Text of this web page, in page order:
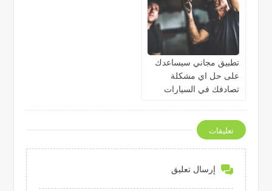
تطبيق مجاني سيساعدك
على حل اي مشكلة
تصادفك في السيارات
تعليقات
إرسال تعليق